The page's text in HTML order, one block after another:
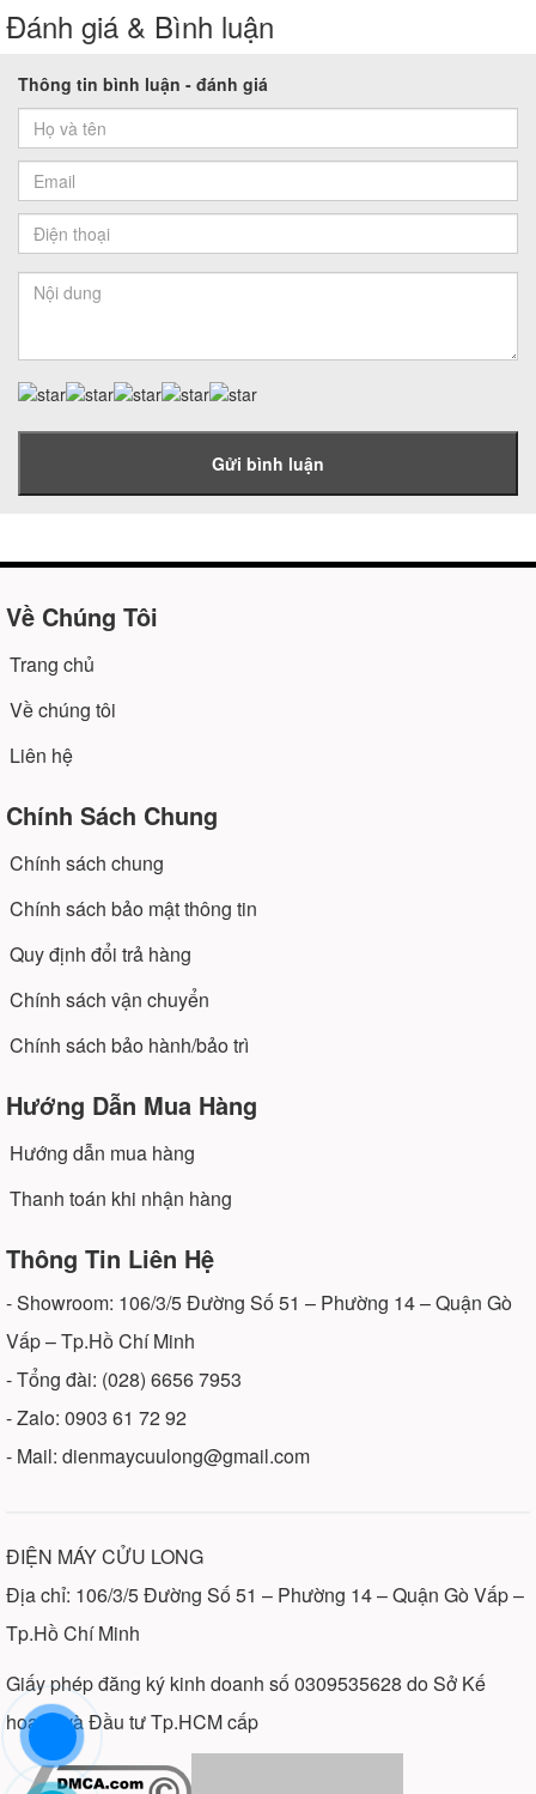
Đánh giá & Bình luận
Thông tin bình luận - đánh giá
Gửi bình luận
Về Chúng Tôi
Trang chủ
Về chúng tôi
Liên hệ
Chính Sách Chung
Chính sách chung
Chính sách bảo mật thông tin
Quy định đổi trả hàng
Chính sách vận chuyển
Chính sách bảo hành/bảo trì
Hướng Dẫn Mua Hàng
Hướng dẫn mua hàng
Thanh toán khi nhận hàng
Thông Tin Liên Hệ
- Showroom: 106/3/5 Đường Số 51 – Phường 14 – Quận Gò
Vấp – Tp.Hồ Chí Minh
- Tổng đài: (028) 6656 7953
- Zalo: 0903 61 72 92
- Mail: dienmaycuulong@gmail.com
ĐIỆN MÁY CỬU LONG
Địa chỉ: 106/3/5 Đường Số 51 – Phường 14 – Quận Gò Vấp –
Tp.Hồ Chí Minh
Giấy phép đăng ký kinh doanh số 0309535628 do Sở Kế
hoạch và Đầu tư Tp.HCM cấp